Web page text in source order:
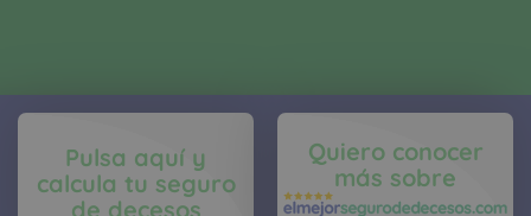
Pulsa aquí y
calcula tu seguro
de decesos
Quiero conocer
más sobre